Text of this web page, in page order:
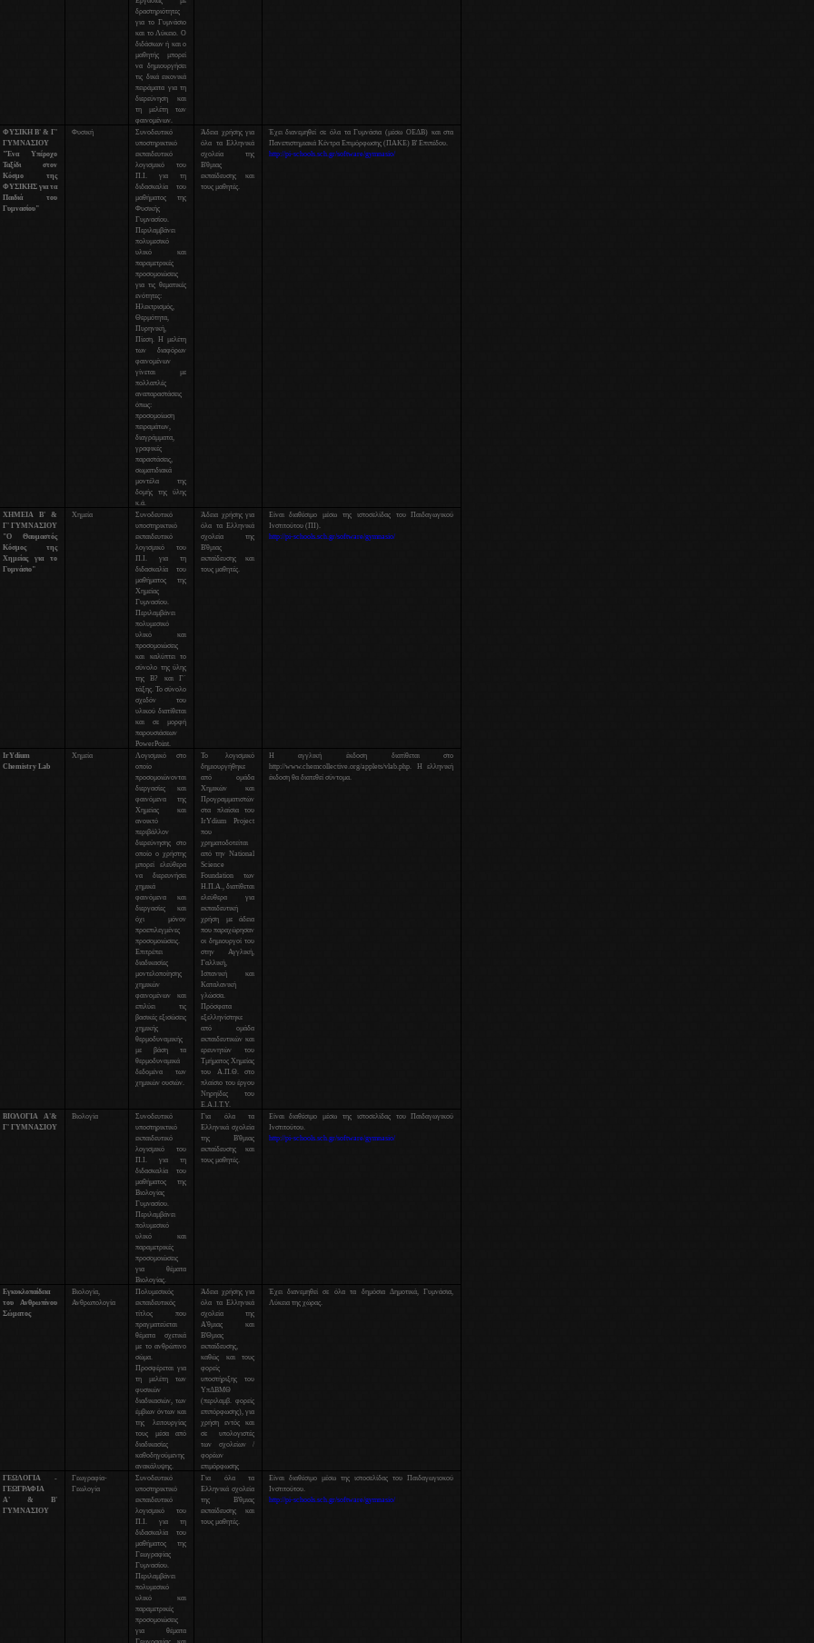
δραστηριότητες
για το Γυμνάσιο
και το Λύκειο. Ο
διδάσκων ή και ο
μαθητής μπορεί
να δημιουργήσει
τις δικά εικονικά
πειράματα για τη
διερεύνηση και
τη μελέτη των
φαινομένων.
ΦΥΣΙΚΗ Β' & Γ'
ΓΥΜΝΑΣΙΟΥ
"Ένα Υπέροχο
Ταξίδι στον
Κόσμο της
ΦΥΣΙΚΗΣ για τα
Παιδιά του
Γυμνασίου"
Φυσική
Συνοδευτικό
υποστηρικτικό
εκπαιδευτικό
λογισμικό του
Π.Ι. για τη
διδασκαλία του
μαθήματος της
Φυσικής
Γυμνασίου.
Περιλαμβάνει
πολυμεσικό
υλικό και
παραμετρικές
προσομοιώσεις
για τις θεματικές
ενότητες:
Ηλεκτρισμός,
Θερμότητα,
Πυρηνική,
Πίεση. Η μελέτη
των διαφόρων
φαινομένων
γίνεται με
πολλαπλές
αναπαραστάσεις
όπως:
προσομοίωση
πειραμάτων,
διαγράμματα,
γραφικές
παραστάσεις,
σωματιδιακά
μοντέλα της
δομής της ύλης
κ.ά.
Άδεια χρήσης για
όλα τα Ελληνικά
σχολεία της
Β'θμιας
εκπαίδευσης και
τους μαθητές.
Έχει διανεμηθεί σε όλα τα Γυμνάσια (μέσω ΟΕΔΒ) και στα
Πανεπιστημιακά Κέντρα Επιμόρφωσης (ΠΑΚΕ) Β' Επιπέδου.
http://pi-schools.sch.gr/software/gymnasio/
ΧΗΜΕΙΑ Β' &
Γ' ΓΥΜΝΑΣΙΟΥ
"Ο Θαυμαστός
Κόσμος της
Χημείας για το
Γυμνάσιο"
Χημεία
Συνοδευτικό
υποστηρικτικό
εκπαιδευτικό
λογισμικό του
Π.Ι. για τη
διδασκαλία του
μαθήματος της
Χημείας
Γυμνασίου.
Περιλαμβάνει
πολυμεσικό
υλικό και
προσομοιώσεις
και καλύπτει το
σύνολο της ύλης
της Β? και Γ΄
τάξης. Το σύνολο
σχεδόν του
υλικού διατίθεται
και σε μορφή
παρουσιάσεων
PowerPoint.
Άδεια χρήσης για
όλα τα Ελληνικά
σχολεία της
Β'θμιας
εκπαίδευσης και
τους μαθητές.
Είναι διαθέσιμο μέσω της ιστοσελίδας του Παιδαγωγικού
Ινστιτούτου (ΠΙ).
http://pi-schools.sch.gr/software/gymnasio/
IrYdium
Chemistry Lab
Χημεία
Λογισμικό στο
οποίο
προσομοιώνονται
διεργασίες και
φαινόμενα της
Χημείας και
ανοικτό
περιβάλλον
διερεύνησης στο
οποίο ο χρήστης
μπορεί ελεύθερα
να διερευνήσει
χημικά
φαινόμενα και
διεργασίες και
όχι μόνον
προεπιλεγμένες
προσομοιώσεις.
Επιτρέπει
διαδικασίες
μοντελοποίησης
χημικών
φαινομένων και
επιλύει τις
βασικές εξισώσεις
χημικής
θερμοδυναμικής
με βάση τα
θερμοδυναμικά
δεδομένα των
χημικών ουσιών.
Το λογισμικό
δημιουργήθηκε
από ομάδα
Χημικών και
Προγραμματιστών
στα πλαίσια του
IrYdium Project
που
χρηματοδοτείται
από την National
Science
Foundation των
Η.Π.Α., διατίθεται
ελεύθερα για
εκπαιδευτική
χρήση με άδεια
που παραχώρησαν
οι δημιουργοί του
στην Αγγλική,
Γαλλική,
Ισπανική και
Καταλανική
γλώσσα.
Πρόσφατα
εξελληνίστηκε
από ομάδα
εκπαιδευτικών και
ερευνητών του
Τμήματος Χημείας
του Α.Π.Θ. στο
πλαίσιο του έργου
Νηρηίδες του
Ε.Α.Ι.Τ.Υ.
Η αγγλική έκδοση διατίθεται στο
http://www.chemcollective.org/applets/vlab.php. Η ελληνική
έκδοση θα διατεθεί σύντομα.
ΒΙΟΛΟΓΙΑ Α'&
Γ' ΓΥΜΝΑΣΙΟΥ
Βιολογία
Συνοδευτικό
υποστηρικτικό
εκπαιδευτικό
λογισμικό του
Π.Ι. για τη
διδασκαλία του
μαθήματος της
Βιολογίας
Γυμνασίου.
Περιλαμβάνει
πολυμεσικό
υλικό και
παραμετρικές
προσομοιώσεις
για θέματα
Βιολογίας.
Για όλα τα
Ελληνικά σχολεία
της Β'θμιας
εκπαίδευσης και
τους μαθητές.
Είναι διαθέσιμο μέσω της ιστοσελίδας του Παιδαγωγικού
Ινστιτούτου.
http://pi-schools.sch.gr/software/gymnasio/
Εγκυκλοπαίδεια
του Ανθρωπίνου
Σώματος
Βιολογία,
Ανθρωπολογία
Πολυμεσικός
εκπαιδευτικός
τίτλος που
πραγματεύεται
θέματα σχετικά
με το ανθρώπινο
σώμα.
Προσφέρεται για
τη μελέτη των
φυσικών
διαδικασιών, των
έμβιων όντων και
της λειτουργίας
τους μέσα από
διαδικασίες
καθοδηγούμενης
ανακάλυψης.
Άδεια χρήσης για
όλα τα Ελληνικά
σχολεία της
Α'θμιας και
Β'Θμιας
εκπαίδευσης,
καθώς και τους
φορείς
υποστήριξης του
ΥπΔΒΜΘ
(περιλαμβ. φορείς
επιπόρφωσης), για
χρήση εντός και
σε υπολογιστές
των σχολείων /
φορέων
επιμόρφωσης
Έχει διανεμηθεί σε όλα τα δημόσια Δημοτικά, Γυμνάσια,
Λύκεια της χώρας.
ΓΕΩΛΟΓΙΑ -
ΓΕΩΓΡΑΦΙΑ
Α' & Β'
ΓΥΜΝΑΣΙΟΥ
Γεωγραφία-
Γεωλογία
Συνοδευτικό
υποστηρικτικό
εκπαιδευτικό
λογισμικό του
Π.Ι. για τη
διδασκαλία του
μαθήματος της
Γεωγραφίας
Γυμνασίου.
Περιλαμβάνει
πολυμεσικό
υλικό και
παραμετρικές
προσομοιώσεις
για θέματα
Για όλα τα
Ελληνικά σχολεία
της Β'θμιας
εκπαίδευσης και
τους μαθητές.
Είναι διαθέσιμο μέσω της ιστοσελίδας του Παιδαγωγιοκού
Ινστιτούτου.
http://pi-schools.sch.gr/software/gymnasio/